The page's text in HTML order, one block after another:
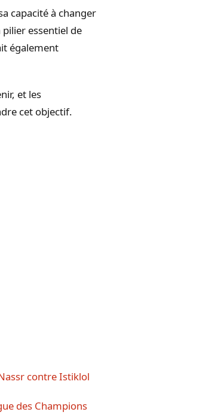
capacité à changer
essentiel de
également
et les
cet objectif.
contre Istiklol
des Champions